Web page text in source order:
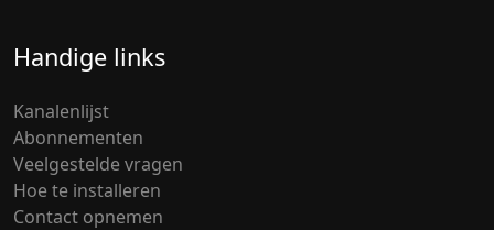
Handige links
Kanalenlijst
Abonnementen
Veelgestelde vragen
Hoe te installeren
Contact opnemen